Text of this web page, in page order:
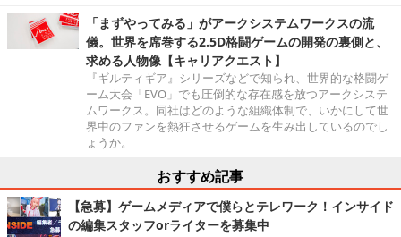
「まずやってみる」がアークシステムワークスの流
儀。世界を席巻する2.5D格闘ゲームの開発の裏側と、
求める人物像【キャリアクエスト】
『ギルティギア』シリーズなどで知られ、世界的な格闘ゲ
ーム大会「EVO」でも圧倒的な存在感を放つアークシステ
ムワークス。同社はどのような組織体制で、いかにして世
界中のファンを熱狂させるゲームを生み出しているのでし
ょうか。
おすすめ記事
【急募】ゲームメディアで僕らとテレワーク！インサイド
の編集スタッフorライターを募集中